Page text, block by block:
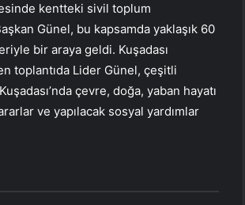
kentteki sivil toplum
Günel, bu kapsamda yaklaşık 60
bir araya geldi. Kuşadası
toplantıda Lider Günel, çeşitli
çevre, doğa, yaban hayatı
ve yapılacak sosyal yardımlar